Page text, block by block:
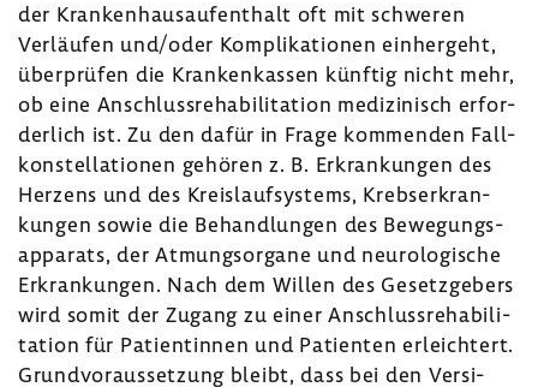
der Kran­ken­haus­auf­ent­halt oft mit schweren
Verläufen und/oder Kompli­ka­tionen einher­geht,
über­prüfen die Kran­ken­kassen künftig nicht mehr,
ob eine Anschluss­re­ha­bi­li­ta­tion medi­zi­nisch erfor­
der­lich ist. Zu den dafür in Frage kommenden Fall­
kon­stel­la­tionen gehören z. B. Erkran­kungen des
Herzens und des Kreis­lauf­sys­tems, Krebs­er­kran­
kungen sowie die Behand­lungen des Bewe­gungs­
ap­pa­rats, der Atmungs­or­gane und neuro­lo­gi­sche
Erkran­kungen. Nach dem Willen des Gesetz­ge­bers
wird somit der Zugang zu einer Anschluss­re­ha­bi­li­
ta­tion für Pati­en­tinnen und Pati­enten erleich­tert.
Grund­vor­aus­set­zung bleibt, dass bei den Versi­